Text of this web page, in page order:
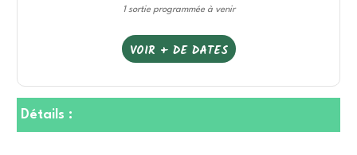
1 sortie programmée à venir
VOIR + DE DATES
Détails :